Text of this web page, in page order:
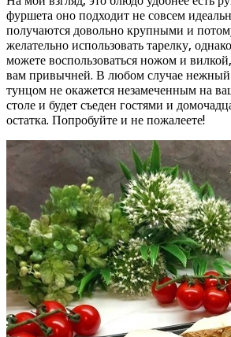
фуршета оно подходит не совсем
получаются довольно крупными и
желательно использовать тарелку,
можете воспользоваться ножом и
вам привычней. В любом случае
тунцом не окажется незамеченным на
столе и будет съеден гостями и
остатка. Попробуйте и не пожалеете!